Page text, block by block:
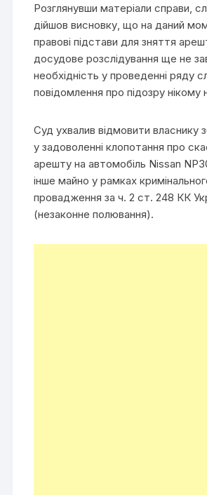
Розглянувши матеріали справи,
дійшов висновку, що на даний
правові підстави для зняття
досудове розслідування ще не
необхідність у проведенні ряду
повідомлення про підозру нікому
Суд ухвалив відмовити власнику
у задоволенні клопотання про
арешту на автомобіль Nissan
інше майно у рамках
провадження за ч. 2 ст. 248 КК
(незаконне полювання).